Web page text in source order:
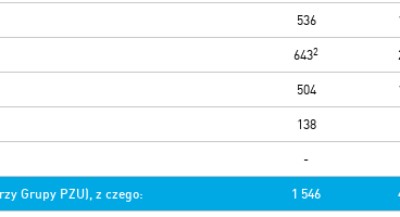
536
6432
504
138
-
Grupy PZU), z czego: 1 546